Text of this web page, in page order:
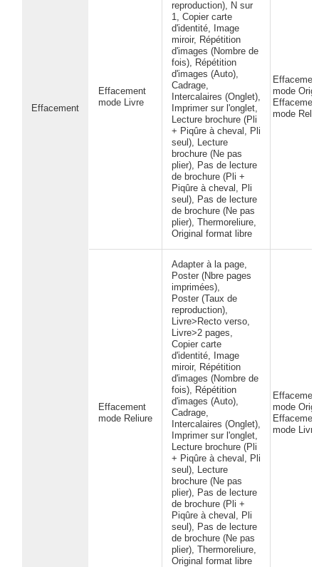
Effacement
Effacement
mode Livre
reproduction), N sur
1, Copier carte
d'identité, Image
miroir, Répétition
d'images (Nombre de
fois), Répétition
d'images (Auto),
Cadrage,
Intercalaires (Onglet),
Imprimer sur l'onglet,
Lecture brochure (Pli
+ Piqûre à cheval, Pli
seul), Lecture
brochure (Ne pas
plier), Pas de lecture
de brochure (Pli +
Piqûre à cheval, Pli
seul), Pas de lecture
de brochure (Ne pas
plier), Thermoreliure,
Original format libre
mode
mode
Effacement
mode Reliure
Adapter à la page,
Poster (Nbre pages
imprimées),
Poster (Taux de
reproduction),
Livre>Recto verso,
Livre>2 pages,
Copier carte
d'identité, Image
miroir, Répétition
d'images (Nombre de
fois), Répétition
d'images (Auto),
Cadrage,
Intercalaires (Onglet),
Imprimer sur l'onglet,
Lecture brochure (Pli
+ Piqûre à cheval, Pli
seul), Lecture
brochure (Ne pas
plier), Pas de lecture
de brochure (Pli +
Piqûre à cheval, Pli
seul), Pas de lecture
de brochure (Ne pas
plier), Thermoreliure,
Original format libre
mode
mode Livre